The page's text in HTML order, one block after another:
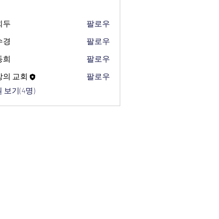
두
팔로우
경
팔로우
희
팔로우
의 교회
팔로우
보기(4명)